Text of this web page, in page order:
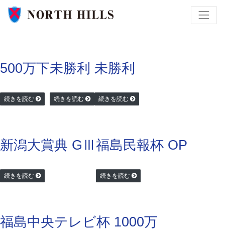
500万下
続きを読む
未勝利
続きを読む
未勝利
続きを読む
新潟大賞典 GⅢ
続きを読む
福島民報杯 OP
続きを読む
福島中央テレビ杯 1000万